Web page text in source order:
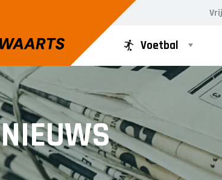
Voetbal
JUNIOREN
JO14-1
JO14-2
JO14-3
JO8-1
JO8-2
JO8-3
NIEUWS